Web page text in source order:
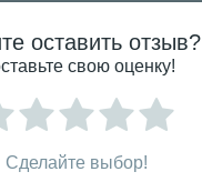
оставить отзыв?
свою оценку!
Сделайте выбор!